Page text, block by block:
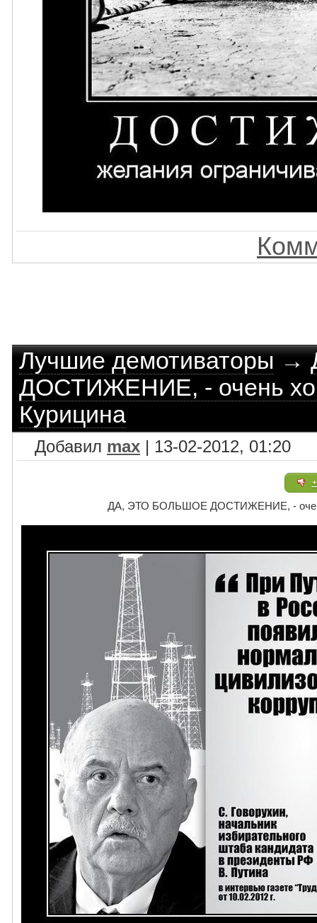
Лучшие демотиваторы→
ДОСТИЖЕНИЕ, - очень
Курицина
Добавил max | 13-02-2012, 01:20
ДА, ЭТО БОЛЬШОЕ ДОСТИЖЕНИЕ, - очень